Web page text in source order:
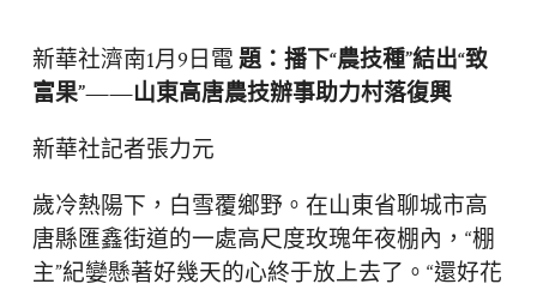
新華社濟南1月9日電 題：播下“農技種”結出“致
富果”——山東高唐農技辦事助力村落復興
新華社記者張力元
歲冷熱陽下，白雪覆鄉野。在山東省聊城市高
唐縣匯鑫街道的一處高尺度玫瑰年夜棚內，“棚
主”紀孌懸著好幾天的心終于放上去了。“還好花